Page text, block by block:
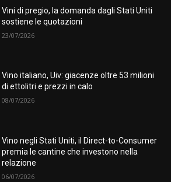
Vini di pregio, la domanda dagli Stati Uniti
sostiene le quotazioni
23/07/2026
Vino italiano, Uiv: giacenze oltre 53 milioni
di ettolitri e prezzi in calo
08/07/2026
Vino negli Stati Uniti, il Direct-to-Consumer
premia le cantine che investono nella
relazione
06/07/2026